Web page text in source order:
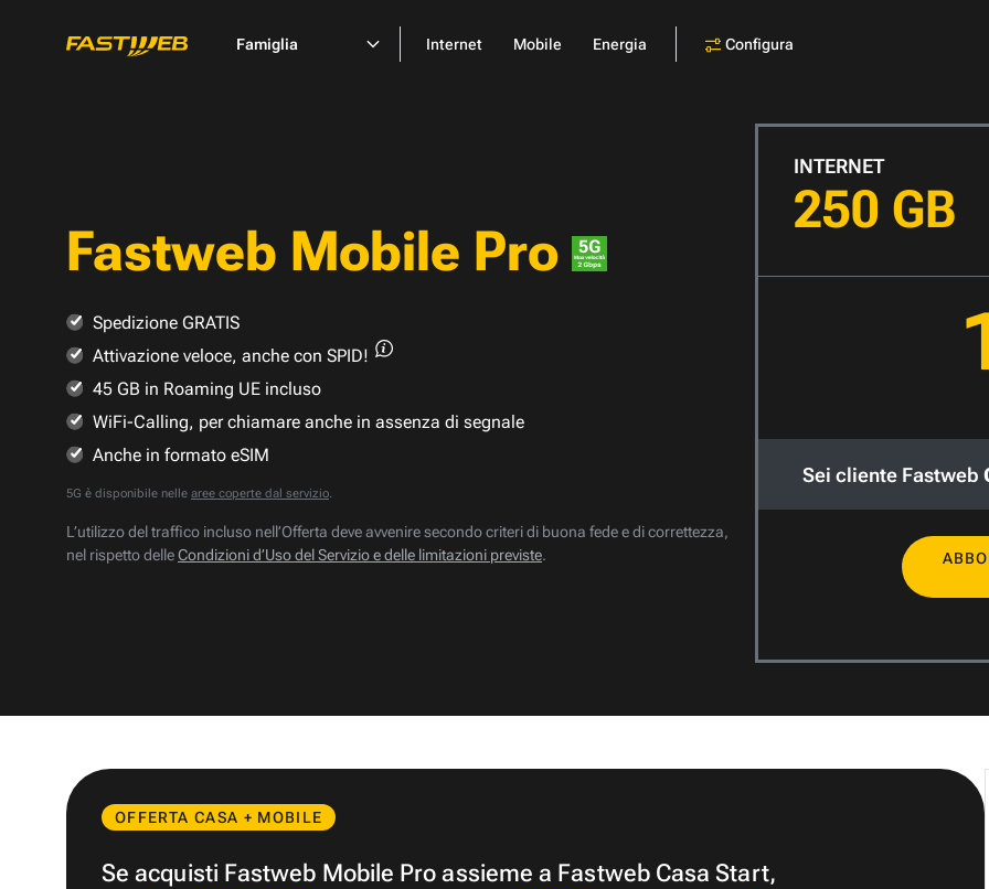
Famiglia Internet Mobile Energia Configura
Fastweb Mobile Pro
INTERNET
250 GB
Sei cliente Fastweb
Spedizione GRATIS
Attivazione veloce, anche con SPID!
45 GB in Roaming UE incluso
WiFi-Calling, per chiamare anche in assenza di segnale
Anche in formato eSIM
5G è disponibile nelle aree coperte dal servizio.
L’utilizzo del traffico incluso nell’Offerta deve avvenire secondo criteri di buona fede e di correttezza,
nel rispetto delleCondizioni d’Uso del Servizio e delle limitazioni previste.
OFFERTA CASA + MOBILE
Se acquisti Fastweb Mobile Pro assieme a Fastweb Casa Start,